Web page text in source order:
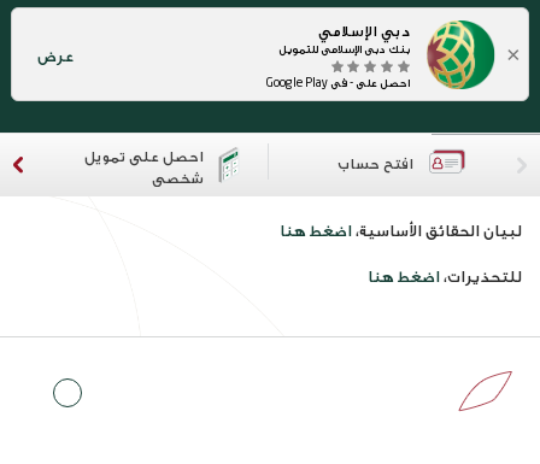
×
دبي الإسلامي
بنك دبي الإسلامي للتمويل
احصل على - في Google Play
عرض
افتح حساب
احصل على تمويل
شخصي
لبيان الحقائق الأساسية، اضغط هنا
للتحذيرات، اضغط هنا